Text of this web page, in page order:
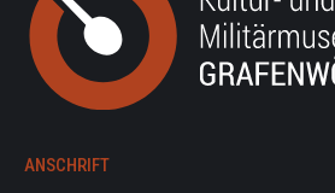
ANSCHRIFT